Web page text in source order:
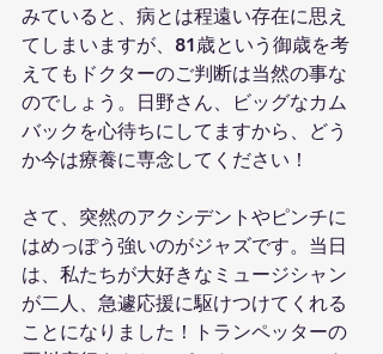
みていると、病とは程遠い存在に思え
てしまいますが、81歳という御歳を考
えてもドクターのご判断は当然の事な
のでしょう。日野さん、ビッグなカム
バックを心待ちにしてますから、どう
か今は療養に専念してください！
さて、突然のアクシデントやピンチに
はめっぽう強いのがジャズです。当日
は、私たちが大好きなミュージシャン
が二人、急遽応援に駆けつけてくれる
ことになりました！トランペッターの